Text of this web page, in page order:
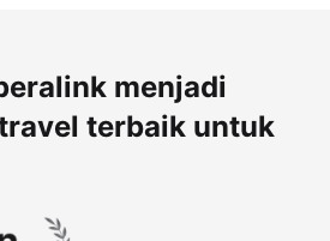
menjadi
terbaik untuk